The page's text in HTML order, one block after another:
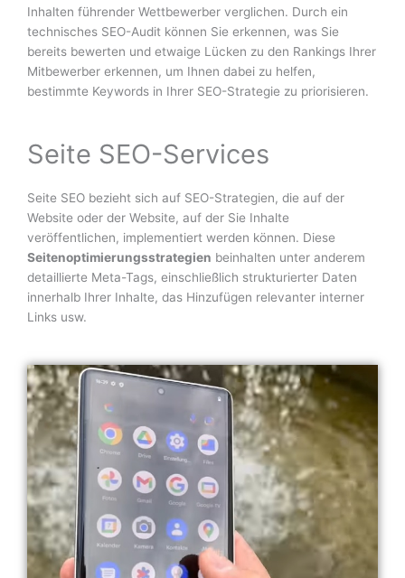
Inhalten führender Wettbewerber verglichen. Durch ein
technisches SEO-Audit können Sie erkennen, was Sie
bereits bewerten und etwaige Lücken zu den Rankings Ihrer
Mitbewerber erkennen, um Ihnen dabei zu helfen,
bestimmte Keywords in Ihrer SEO-Strategie zu priorisieren.
Seite SEO-Services
Seite SEO bezieht sich auf SEO-Strategien, die auf der
Website oder der Website, auf der Sie Inhalte
veröffentlichen, implementiert werden können. Diese
Seitenoptimierungsstrategien beinhalten unter anderem
detaillierte Meta-Tags, einschließlich strukturierter Daten
innerhalb Ihrer Inhalte, das Hinzufügen relevanter interner
Links usw.